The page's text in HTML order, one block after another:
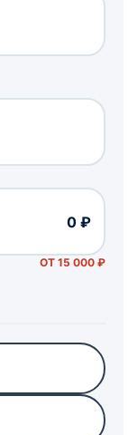
0 ₽
ОТ 15 000 ₽